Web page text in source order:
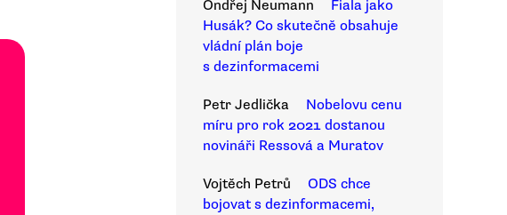
Ondřej Neumann
Fiala jako
Husák? Co skutečně obsahuje
vládní plán boje
s dezinformacemi
Petr Jedlička
Nobelovu cenu
míru pro rok 2021 dostanou
novináři Ressová a Muratov
Vojtěch Petrů
ODS chce
bojovat s dezinformacemi,